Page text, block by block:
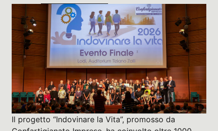
Il progetto “Indovinare la Vita”, promosso da